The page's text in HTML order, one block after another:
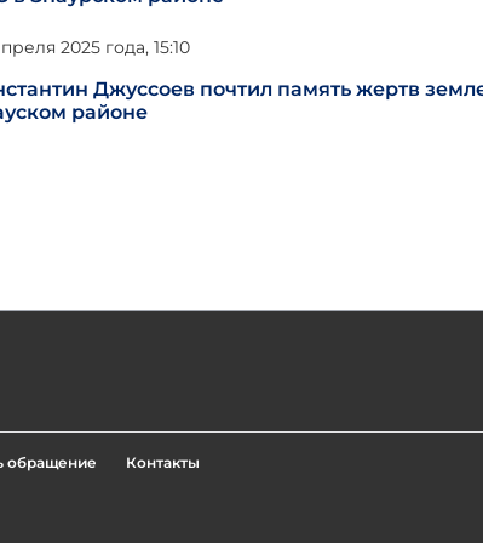
Джуссоев почтил память жертв
районе
2025 года, 15:10
обращение Контакты